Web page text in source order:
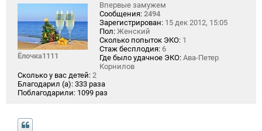
Ёлочка1111
Впервые замужем
Сообщения: 2494
Зарегистрирован: 15 дек 2012, 15:05
Пол: Женский
Сколько попыток ЭКО: 1
Стаж бесплодия: 6
Где было удачное ЭКО: Ава-Петер
Корнилов
Сколько у вас детей: 2
Благодарил (а): 333 раза
Поблагодарили: 1099 раз